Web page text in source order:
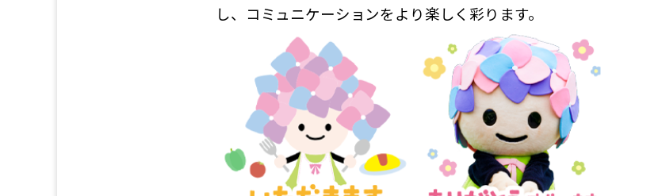
し、コミュニケーションをより楽しく彩ります。